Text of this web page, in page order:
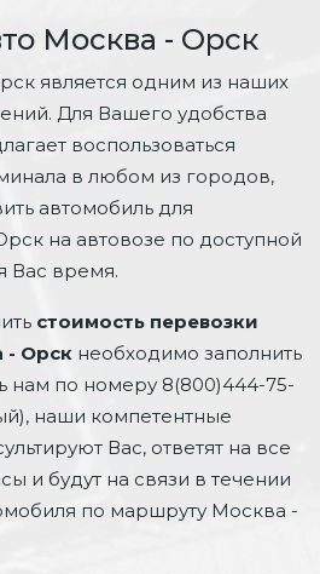
Москва - Орск
является одним из наших
Для Вашего удобства
воспользоваться
в любом из городов,
автомобиль для
на автовозе по доступной
Вас время.
стоимость перевозки
- Орск необходимо заполнить
нам по номеру 8(800)444-75-
наши компетентные
Вас, ответят на все
и будут на связи в течении
по маршруту Москва -